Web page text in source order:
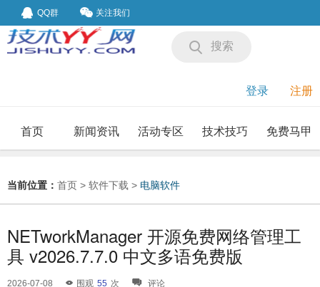
QQ群 关注我们
搜索
登录 注册
首页 新闻资讯 活动专区 技术技巧 免费马甲
当前位置： 首页 > 软件下载 > 电脑软件
NETworkManager 开源免费网络管理工
具 v2026.7.7.0 中文多语免费版
2026-07-08 围观 55 次 评论